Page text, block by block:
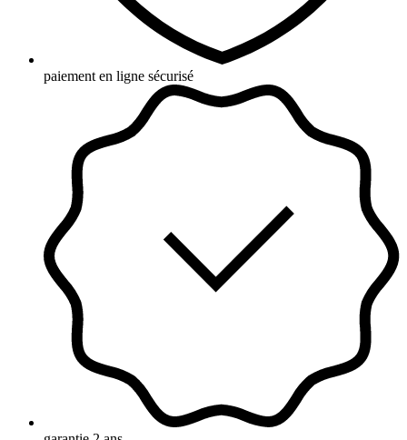
paiement en ligne sécurisé